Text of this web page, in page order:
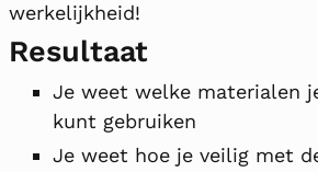
werkelijkheid!
Resultaat
Je weet welke materialen
kunt gebruiken
Je weet hoe je veilig met